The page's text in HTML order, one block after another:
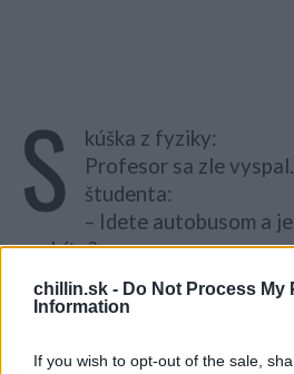
chillin.sk - Do Not Process My
Information
If you wish to opt-out of the sale,
S
kúška z fyziky:
Profesor sa zle
študenta:
– Idete autobusom a
urobíte?
– Otvorím okno.
– …. dobre. A teraz popíšte
– ???